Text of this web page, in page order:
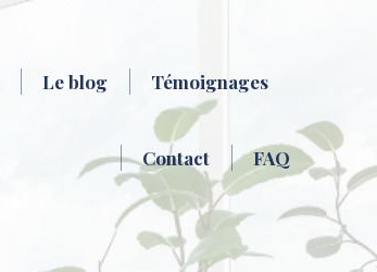
Le blog Témoignages
Contact FAQ